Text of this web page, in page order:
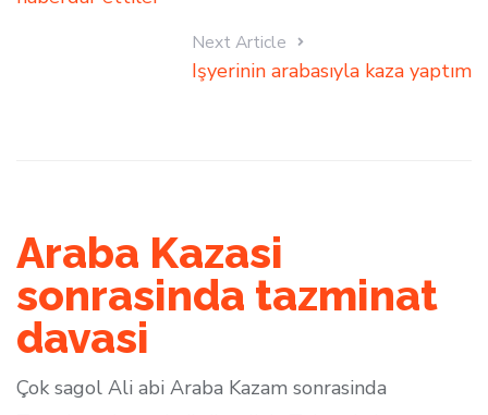
Next Article
Işyerinin arabasıyla kaza yaptım
Araba Kazasi
sonrasinda tazminat
davasi
Çok sagol Ali abi Araba Kazam sonrasinda